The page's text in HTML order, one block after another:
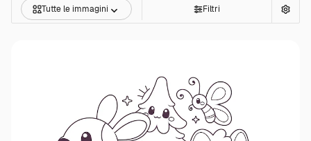
Tutte le immagini Filtri